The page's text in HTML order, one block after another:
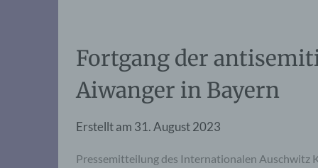
Fortgang der
Aiwanger in Bayern
Erstellt am 31. August 2023
Pressemitteilung des Internationalen Auschwitz